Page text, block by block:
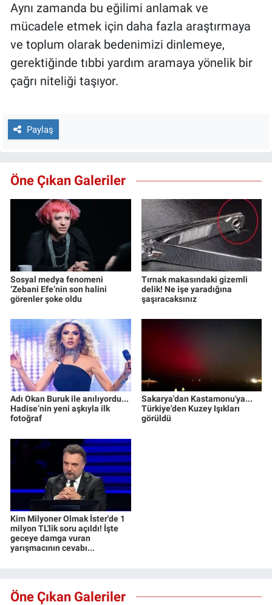
Aynı zamanda bu eğilimi anlamak ve
mücadele etmek için daha fazla araştırmaya
ve toplum olarak bedenimizi dinlemeye,
gerektiğinde tıbbi yardım aramaya yönelik bir
çağrı niteliği taşıyor.
Paylaş
Öne Çıkan Galeriler
Sosyal medya fenomeni
‘Zebani Efe’nin son halini
görenler şoke oldu
Tırnak makasındaki gizemli
delik! Ne işe yaradığına
şaşıracaksınız
Adı Okan Buruk ile anılıyordu...
Hadise’nin yeni aşkıyla ilk
fotoğraf
Sakarya'dan Kastamonu'ya...
Türkiye'den Kuzey Işıkları
görüldü
Kim Milyoner Olmak İster'de 1
milyon TL'lik soru açıldı! İşte
geceye damga vuran
yarışmacının cevabı...
Öne Çıkan Galeriler